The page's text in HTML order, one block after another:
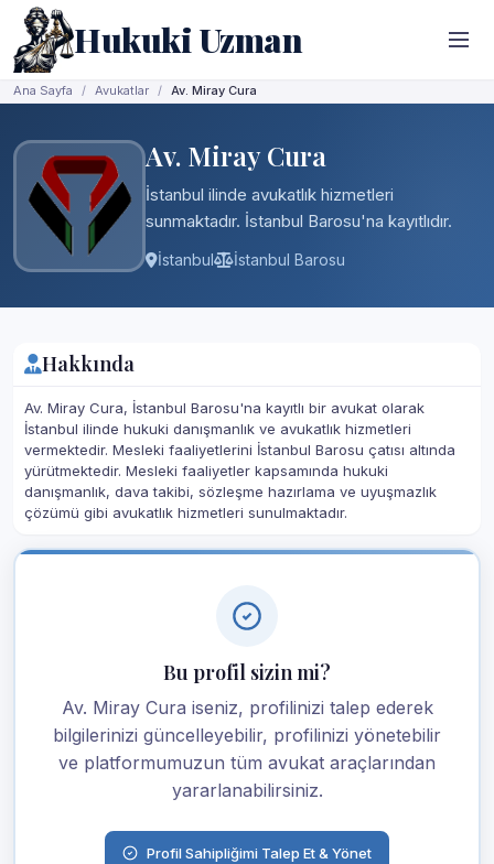
Hukuki Uzman
Ana Sayfa Avukatlar Av. Miray Cura
Av. Miray Cura
İstanbul ilinde avukatlık hizmetleri
sunmaktadır. İstanbul Barosu'na kayıtlıdır.
İstanbul İstanbul Barosu
Hakkında
Av. Miray Cura, İstanbul Barosu'na kayıtlı bir avukat olarak
İstanbul ilinde hukuki danışmanlık ve avukatlık hizmetleri
vermektedir. Mesleki faaliyetlerini İstanbul Barosu çatısı altında
yürütmektedir. Mesleki faaliyetler kapsamında hukuki
danışmanlık, dava takibi, sözleşme hazırlama ve uyuşmazlık
çözümü gibi avukatlık hizmetleri sunulmaktadır.
Bu profil sizin mi?
Av. Miray Cura iseniz, profilinizi talep ederek
bilgilerinizi güncelleyebilir, profilinizi yönetebilir
ve platformumuzun tüm avukat araçlarından
yararlanabilirsiniz.
Profil Sahipliğimi Talep Et & Yönet